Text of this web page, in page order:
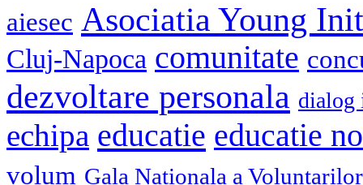
aiesec Asociatia Young
Cluj-Napoca comunitate
dezvoltare personala dialog
echipa educatie educatie
volum Gala Nationala a Voluntarilor